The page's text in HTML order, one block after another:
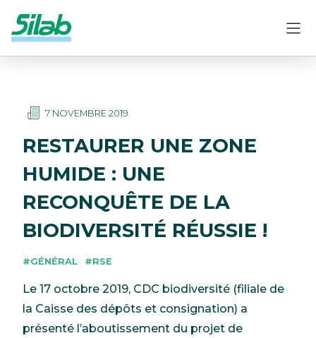
7 NOVEMBRE 2019
RESTAURER UNE ZONE
HUMIDE : UNE
RECONQUÊTE DE LA
BIODIVERSITÉ RÉUSSIE !
#GÉNÉRAL #RSE
Le 17 octobre 2019, CDC biodiversité (filiale de
la Caisse des dépôts et consignation) a
présenté l’aboutissement du projet de